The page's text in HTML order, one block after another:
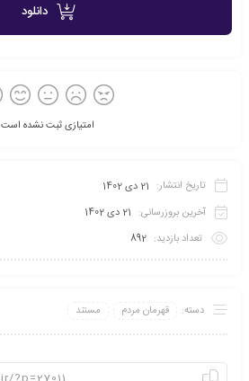
دانلود
امتیازی ثبت نشده است
تاریخ انتشار: 21 دی 1402
آخرین بروزرسانی: 21 دی 1402
تعداد بازدید: 892
دسته: قهرمان مردم مستند